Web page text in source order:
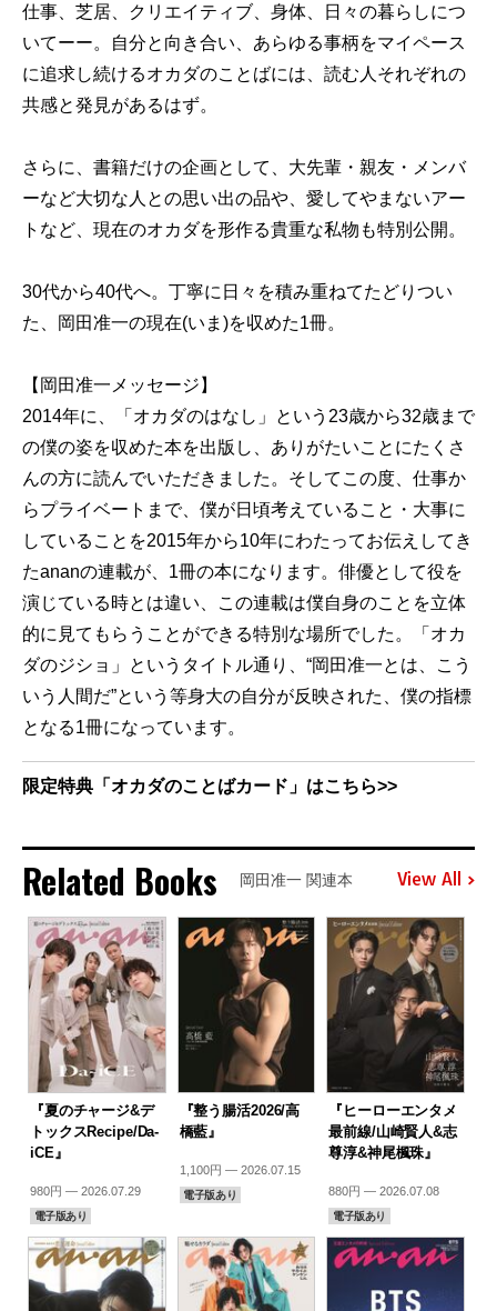
仕事、芝居、クリエイティブ、身体、日々の暮らしにつ
いてーー。自分と向き合い、あらゆる事柄をマイペース
に追求し続けるオカダのことばには、読む人それぞれの
共感と発見があるはず。
さらに、書籍だけの企画として、大先輩・親友・メンバ
ーなど大切な人との思い出の品や、愛してやまないアー
トなど、現在のオカダを形作る貴重な私物も特別公開。
30代から40代へ。丁寧に日々を積み重ねてたどりつい
た、岡田准一の現在(いま)を収めた1冊。
【岡田准一メッセージ】
2014年に、「オカダのはなし」という23歳から32歳まで
の僕の姿を収めた本を出版し、ありがたいことにたくさ
んの方に読んでいただきました。そしてこの度、仕事か
らプライベートまで、僕が日頃考えていること・大事に
していることを2015年から10年にわたってお伝えしてき
たananの連載が、1冊の本になります。俳優として役を
演じている時とは違い、この連載は僕自身のことを立体
的に見てもらうことができる特別な場所でした。「オカ
ダのジショ」というタイトル通り、“岡田准一とは、こう
いう人間だ”という等身大の自分が反映された、僕の指標
となる1冊になっています。
限定特典「オカダのことばカード」はこちら>>
Related Books 岡田准一 関連本 View All
『夏のチャージ&デ
トックスRecipe/Da-
iCE』
980円 — 2026.07.29
電子版あり
『整う腸活2026/高
橋藍』
1,100円 — 2026.07.15
電子版あり
『ヒーローエンタメ
最前線/山崎賢人&志
尊淳&神尾楓珠』
880円 — 2026.07.08
電子版あり